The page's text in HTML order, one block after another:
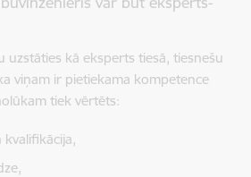
uzstāties kā eksperts tiesā, tiesnešu
viņam ir pietiekama kompetence
tiek vērtēts:
kvalifikācija,